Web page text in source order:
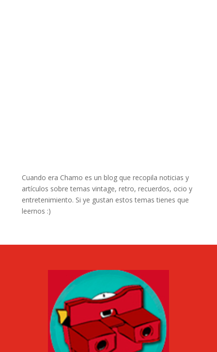
Cuando era Chamo es un blog que recopila noticias y
artículos sobre temas vintage, retro, recuerdos, ocio y
entretenimiento. Si ye gustan estos temas tienes que
leernos :)